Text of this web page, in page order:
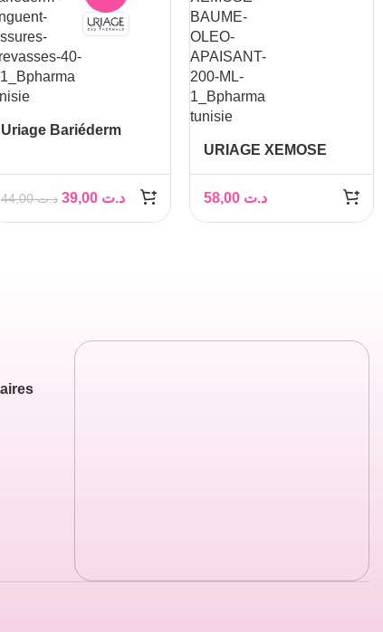
Uriage Bariéderm
د.ت44,00 د.ت
URIAGE XEMOSE
APAISANT 200 ML
د.ت